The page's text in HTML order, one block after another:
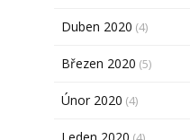
Duben 2020 (4)
Březen 2020 (5)
Únor 2020 (4)
Leden 2020